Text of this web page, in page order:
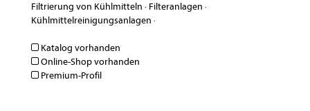
Filtrierung von Kühlmitteln · Filteranlagen ·
Kühlmittelreinigungsanlagen ·
Katalog vorhanden
Online-Shop vorhanden
Premium-Profil